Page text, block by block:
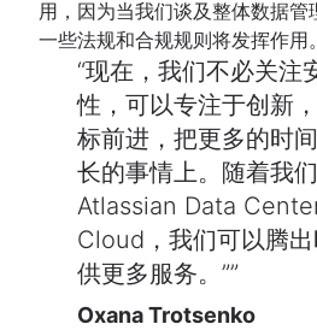
用，因为当我们谈及整体数据管
一些法规和合规规则将发挥作用
现在，我们不必关注
性，可以专注于创新
标前进，把更多的时
长的事情上。随着我
Atlassian Data
Cloud，我们可以腾
供更多服务。”
Oxana Trotsenko